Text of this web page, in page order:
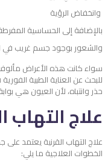
وانخفاض الرؤية
بالإضافة إلى الحساسية
والشعور بوجود جسم غريب في
سواء كانت هذه الأعراض
للبحث عن العناية الطبية
حذر وانتباه، لأن العيون هي
علاج التهاب
علاج التهاب القرنية يعتمد
الخطوات العلاجية ما يلي: